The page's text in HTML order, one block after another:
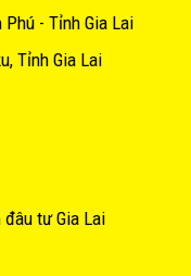
- Tỉnh Gia Lai
Tỉnh Gia Lai
đâu tư Gia Lai